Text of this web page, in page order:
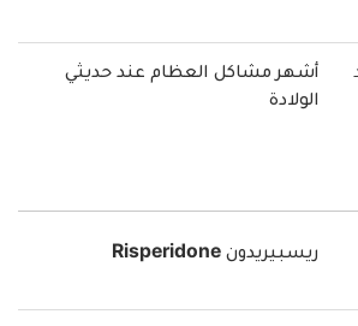
أشهر مشاكل العظام عند حديثي
الولادة
ريسبيريدون Risperidone